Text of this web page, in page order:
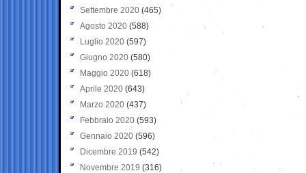
Settembre 2020(465)
Agosto 2020 (588)
Luglio 2020 (597)
Giugno 2020 (580)
Maggio 2020 (618)
Aprile 2020 (643)
Marzo 2020 (437)
Febbraio 2020 (593)
Gennaio 2020 (596)
Dicembre 2019 (542)
Novembre 2019 (316)